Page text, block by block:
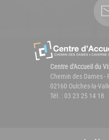
Centre d'Accueil du
Chemin des Dames -
02160 Oulches-la-
Tél. : 03 23 25 14 18